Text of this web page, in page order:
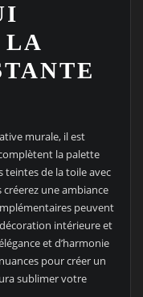
LA
murale, il est
la palette
teintes de la toile avec
créerez une ambiance
peuvent
intérieure et
et d’harmonie
pour créer un
sublimer votre